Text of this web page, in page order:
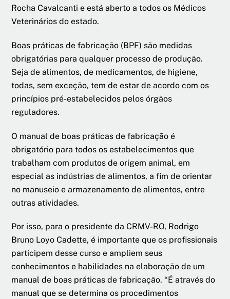
Rocha Cavalcanti e está aberto a todos os Médicos
Veterinários do estado.
Boas práticas de fabricação (BPF) são medidas
obrigatórias para qualquer processo de produção.
Seja de alimentos, de medicamentos, de higiene,
todas, sem exceção, tem de estar de acordo com os
princípios pré-estabelecidos pelos órgãos
reguladores.
O manual de boas práticas de fabricação é
obrigatório para todos os estabelecimentos que
trabalham com produtos de origem animal, em
especial as indústrias de alimentos, a fim de orientar
no manuseio e armazenamento de alimentos, entre
outras atividades.
Por isso, para o presidente da CRMV-RO, Rodrigo
Bruno Loyo Cadette, é importante que os profissionais
participem desse curso e ampliem seus
conhecimentos e habilidades na elaboração de um
manual de boas práticas de fabricação. “É através do
manual que se determina os procedimentos